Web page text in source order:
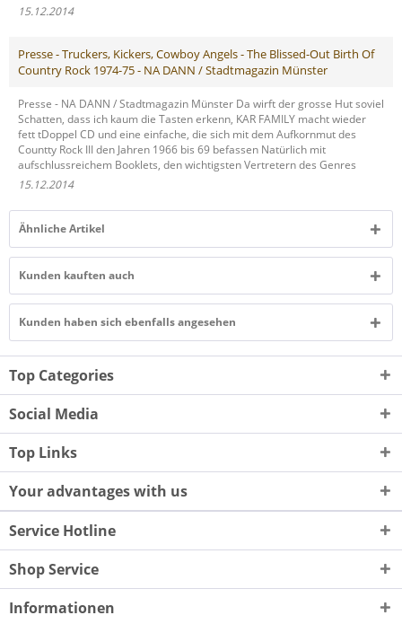
15.12.2014
Presse - Truckers, Kickers, Cowboy Angels - The Blissed-Out Birth Of
Country Rock 1974-75 - NA DANN / Stadtmagazin Münster
Presse - NA DANN / Stadtmagazin Münster Da wirft der grosse Hut soviel
Schatten, dass ich kaum die Tasten erkenn, KAR FAMILY macht wieder
fett tDoppel CD und eine einfache, die sich mit dem Aufkornmut des
Countty Rock III den Jahren 1966 bis 69 befassen Natürlich mit
aufschlussreichem Booklets, den wichtigsten Vertretern des Genres
15.12.2014
Ähnliche Artikel
Kunden kauften auch
Kunden haben sich ebenfalls angesehen
Top Categories
Social Media
Top Links
Your advantages with us
Service Hotline
Shop Service
Informationen